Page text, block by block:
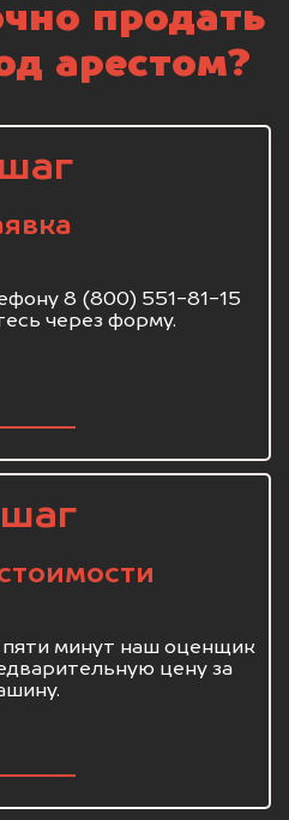
продать
арестом?
8 (800) 551-81-15
через форму.
пяти минут наш оценщик
цену за